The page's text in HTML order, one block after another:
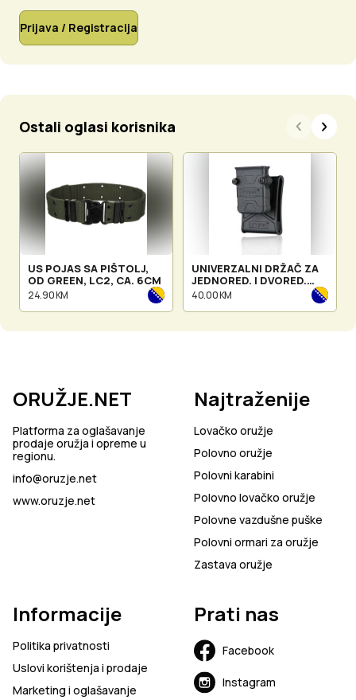
Prijava / Registracija
Ostali oglasi korisnika
US POJAS SA PIŠTOLJ,
OD GREEN, LC2, CA. 6CM
24.90 KM
UNIVERZALNI DRŽAČ ZA
JEDNORED. I DVORED.
SPREMNIK WITH BELT
40.00 KM
ORUŽJE.NET
Platforma za oglašavanje
prodaje oružja i opreme u
regionu.
info@oruzje.net
www.oruzje.net
Najtraženije
Lovačko oružje
Polovno oružje
Polovni karabini
Polovno lovačko oružje
Polovne vazdušne puške
Polovni ormari za oružje
Zastava oružje
Informacije
Politika privatnosti
Uslovi korištenja i prodaje
Marketing i oglašavanje
Prati nas
Facebook
Instagram